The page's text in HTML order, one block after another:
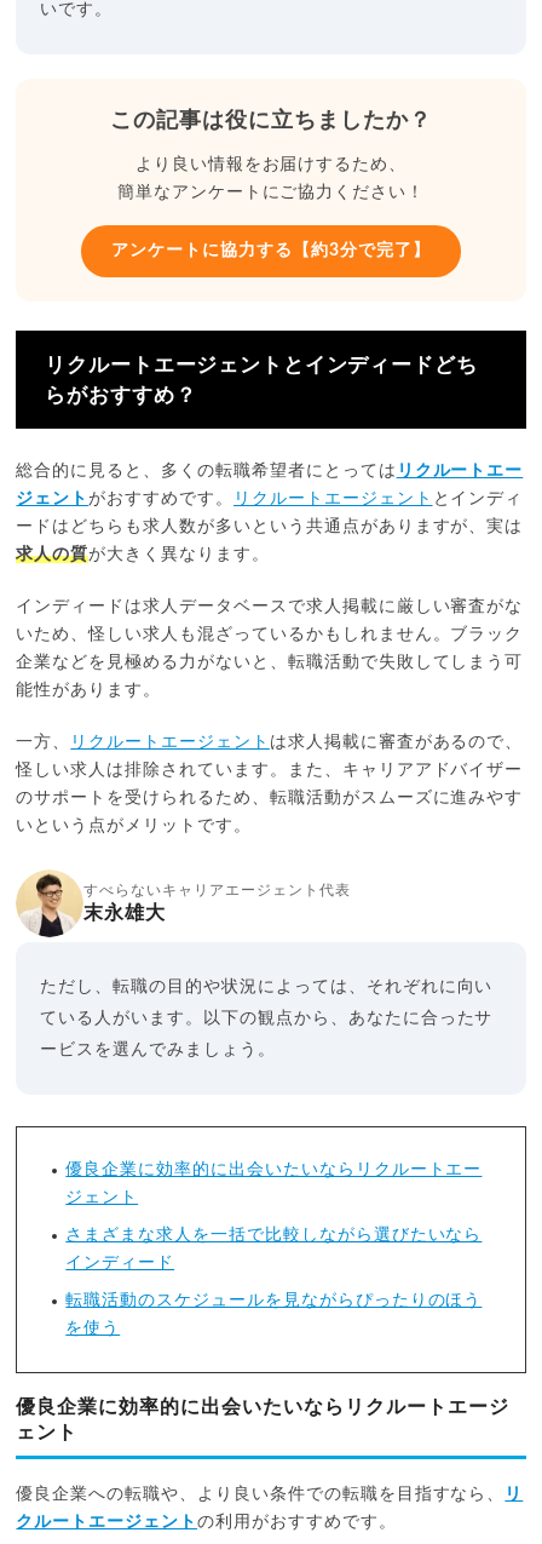
いです。
この記事は役に立ちましたか？
より良い情報をお届けするため、
簡単なアンケートにご協力ください！
アンケートに協力する【約3分で完了】
リクルートエージェントとインディードどち
らがおすすめ？
総合的に見ると、多くの転職希望者にとっては リクルートエー
ジェントがおすすめです。 リクルートエージェント とインディ
ードはどちらも求人数が多いという共通点がありますが、実は
求人の質が大きく異なります。
インディードは求人データベースで求人掲載に厳しい審査がな
いため、怪しい求人も混ざっているかもしれません。ブラック
企業などを見極める力がないと、転職活動で失敗してしまう可
能性があります。
一方、 リクルートエージェント は求人掲載に審査があるので、
怪しい求人は排除されています。また、キャリアアドバイザー
のサポートを受けられるため、転職活動がスムーズに進みやす
いという点がメリットです。
すべらないキャリアエージェント代表
末永雄大
ただし、転職の目的や状況によっては、それぞれに向い
ている人がいます。以下の観点から、あなたに合ったサ
ービスを選んでみましょう。
優良企業に効率的に出会いたいならリクルートエー
ジェント
さまざまな求人を一括で比較しながら選びたいなら
インディード
転職活動のスケジュールを見ながらぴったりのほう
を使う
優良企業に効率的に出会いたいならリクルートエージ
ェント
優良企業への転職や、より良い条件での転職を目指すなら、
リ
クルートエージェントの利用がおすすめです。